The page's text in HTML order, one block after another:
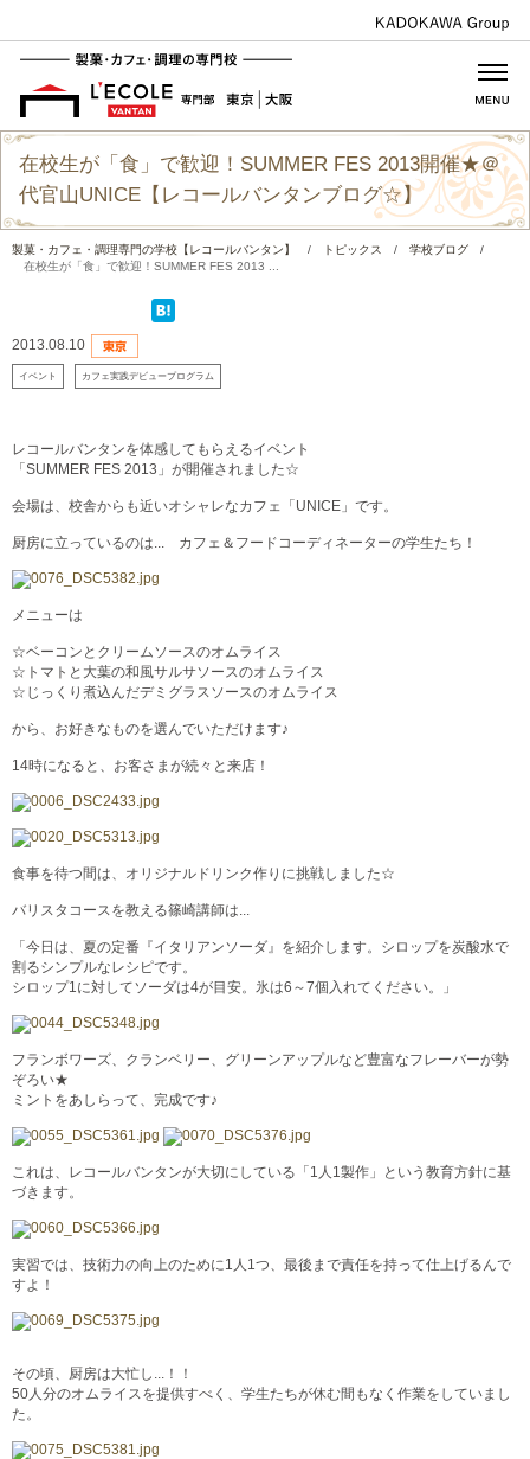
在校生が「食」で歓迎！SUMMER FES 2013開催★＠
代官山UNICE【レコールバンタンブログ☆】
製菓・カフェ・調理専門の学校【レコールバンタン】 / トピックス / 学校ブログ
/
在校生が「食」で歓迎！SUMMER FES 2013 ...
2013.08.10
イベント カフェ実践デビュープログラム
レコールバンタンを体感してもらえるイベント
「SUMMER FES 2013」が開催されました☆
会場は、校舎からも近いオシャレなカフェ「UNICE」です。
厨房に立っているのは... カフェ＆フードコーディネーターの学生たち！
メニューは
☆ベーコンとクリームソースのオムライス
☆トマトと大葉の和風サルサソースのオムライス
☆じっくり煮込んだデミグラスソースのオムライス
から、お好きなものを選んでいただけます♪
14時になると、お客さまが続々と来店！
食事を待つ間は、オリジナルドリンク作りに挑戦しました☆
バリスタコースを教える篠崎講師は...
「今日は、夏の定番『イタリアンソーダ』を紹介します。シロップを炭酸水で
割るシンプルなレシピです。
シロップ1に対してソーダは4が目安。氷は6～7個入れてください。」
フランボワーズ、クランベリー、グリーンアップルなど豊富なフレーバーが勢
ぞろい★
ミントをあしらって、完成です♪
これは、レコールバンタンが大切にしている「1人1製作」という教育方針に基
づきます。
実習では、技術力の向上のために1人1つ、最後まで責任を持って仕上げるんで
すよ！
その頃、厨房は大忙し...！！
50人分のオムライスを提供すべく、学生たちが休む間もなく作業をしていまし
た。